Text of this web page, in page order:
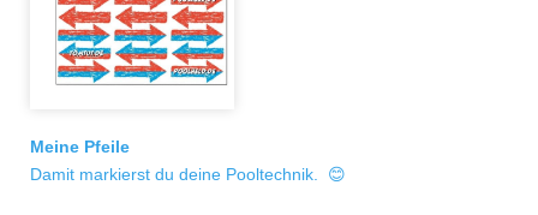
Meine Pfeile
Damit markierst du deine Pooltechnik. 😊